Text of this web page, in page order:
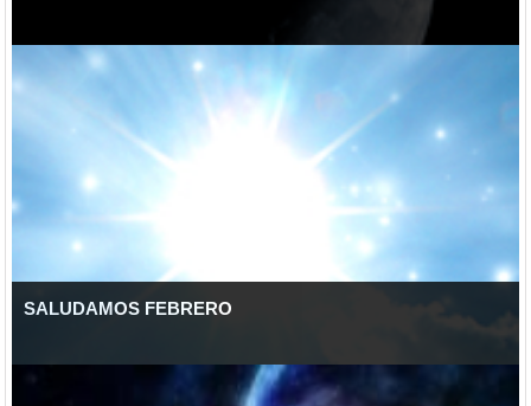
SALUDAMOS FEBRERO